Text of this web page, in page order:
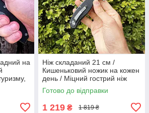
на
Ніж складаний 21 см /
Кишеньковий ножик на кожен
день / Міцний гострий ніж
JJ47, GP19
Готово до відправки
1 219 ₴ 1 819 ₴